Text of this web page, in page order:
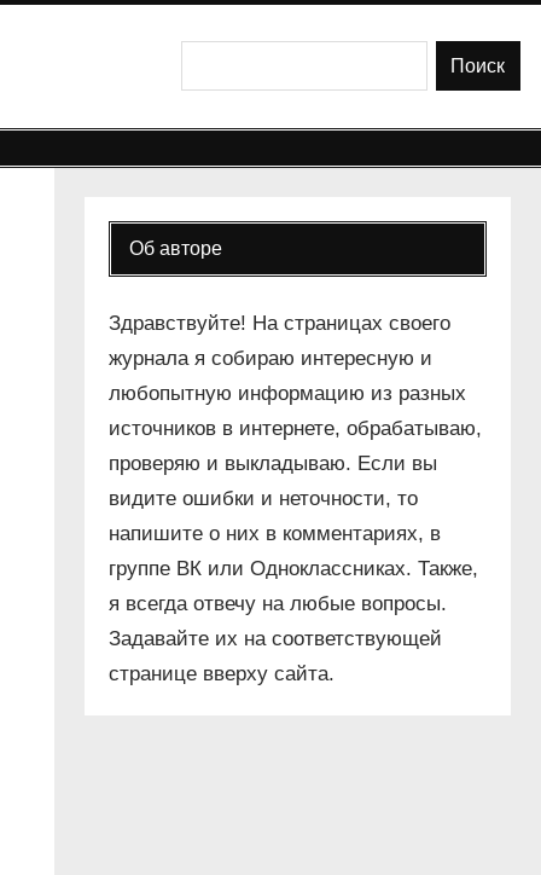
Поиск
Об авторе
Здравствуйте! На страницах своего
журнала я собираю интересную и
любопытную информацию из разных
источников в интернете, обрабатываю,
проверяю и выкладываю. Если вы
видите ошибки и неточности, то
напишите о них в комментариях, в
группе ВК или Одноклассниках. Также,
я всегда отвечу на любые вопросы.
Задавайте их на соответствующей
странице вверху сайта.